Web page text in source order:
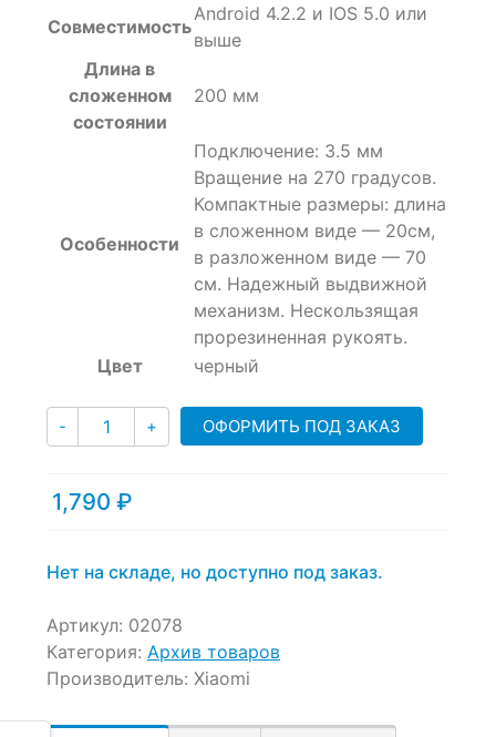
Совместимость
Android 4.2.2 и IOS 5.0 или
выше
Длина в
сложенном
состоянии
200 мм
Особенности
Подключение: 3.5 мм
Вращение на 270 градусов.
Компактные размеры: длина
в сложенном виде — 20см,
в разложенном виде — 70
см. Надежный выдвижной
механизм. Нескользящая
прорезиненная рукоять.
Цвет
черный
- Количество
+ ОФОРМИТЬ ПОД ЗАКАЗ
1,790 ₽
Нет на складе, но доступно под заказ.
Артикул: 02078
Категория: Архив товаров
Производитель: Xiaomi